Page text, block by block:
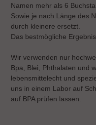
Namen mehr als 6
Sowie je nach Länge des
durch kleinere ersetzt.
Das bestmögliche
Wir verwenden nur
Bpa, Blei, Phthalaten und
lebensmittelecht und
uns in einem Labor auf
auf BPA prüfen lassen.